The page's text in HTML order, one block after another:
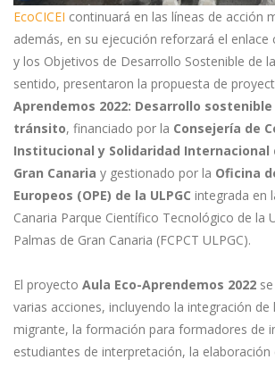
EcoCICEI continuará en las líneas de acción
además, en su ejecución reforzará el enlace
y los Objetivos de Desarrollo Sostenible de
sentido, presentaron la propuesta de
Aprendemos 2022: Desarrollo
tránsito, financiado por la Consejería de
Institucional y Solidaridad Internacional
Gran Canaria y gestionado por la Oficina
Europeos (OPE) de la ULPGC integrada en
Canaria Parque Científico Tecnológico de la
Palmas de Gran Canaria (FCPCT ULPGC).
El proyecto Aula Eco-Aprendemos 2022
varias acciones, incluyendo la integración de
migrante, la formación para formadores de
estudiantes de interpretación, la elaboración